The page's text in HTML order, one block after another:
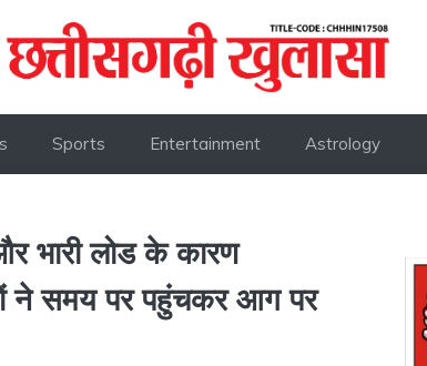
Sports Entertainment Astrology
भारी लोड के कारण
ने समय पर पहुंचकर आग पर